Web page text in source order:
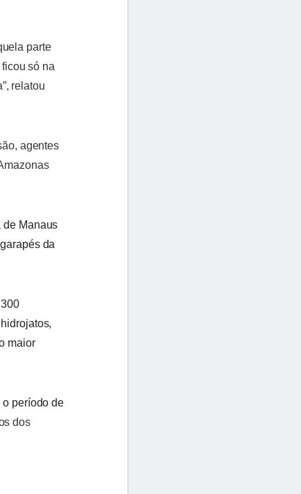
parte
só na
relatou
agentes
de Manaus
da
maior
o período de
dos